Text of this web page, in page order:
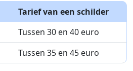
Tarief van een schilder
Tussen 30 en 40 euro
Tussen 35 en 45 euro